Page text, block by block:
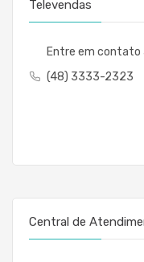
Televendas
Entre em contato
(48) 3333-2323
Central de